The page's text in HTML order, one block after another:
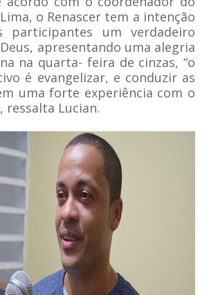
o Renascer tem a intenção
participantes um verdadeiro
apresentando uma alegria
na quarta- feira de cinzas, “o
é evangelizar, e conduzir as
uma forte experiência com o
ressalta Lucian.